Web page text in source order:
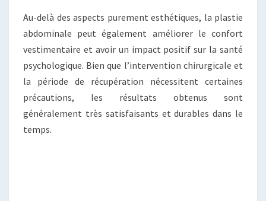
Au-delà des aspects purement esthétiques, la plastie
abdominale peut également améliorer le confort
vestimentaire et avoir un impact positif sur la santé
psychologique. Bien que l’intervention chirurgicale et
la période de récupération nécessitent certaines
précautions, les résultats obtenus sont
généralement très satisfaisants et durables dans le
temps.